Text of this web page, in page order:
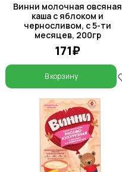
Винни молочная овсяная
каша с яблоком и
черносливом, с 5-ти
месяцев, 200гр
171₽
В корзину